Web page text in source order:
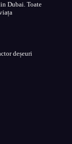
Dubai. Toate
deșeuri